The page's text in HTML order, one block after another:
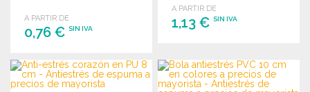
A PARTIR DE
0,76 € SIN IVA
PEDIR
Solicitar un presupuesto
A PARTIR DE
1,13 €SIN IVA
Solicitar un presupuesto